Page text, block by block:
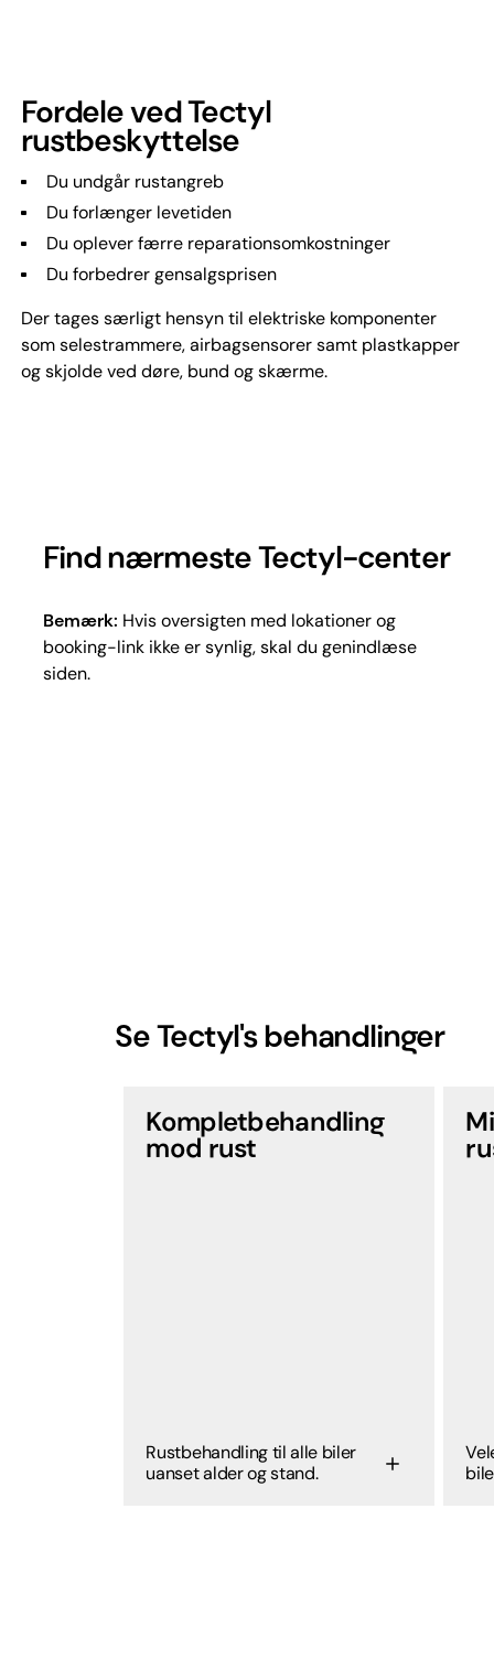
Fordele ved Tectyl
rustbeskyttelse
Du undgår rustangreb
Du forlænger levetiden
Du oplever færre reparationsomkostninger
Du forbedrer gensalgsprisen
Der tages særligt hensyn til elektriske komponenter
som selestrammere, airbagsensorer samt plastkapper
og skjolde ved døre, bund og skærme.
Find nærmeste Tectyl-center
Bemærk: Hvis oversigten med lokationer og
booking-link ikke er synlig, skal du genindlæse
siden.
Se Tectyl's behandlinger
Kompletbehandling
mod rust
Rustbehandling til alle biler
uanset alder og stand.